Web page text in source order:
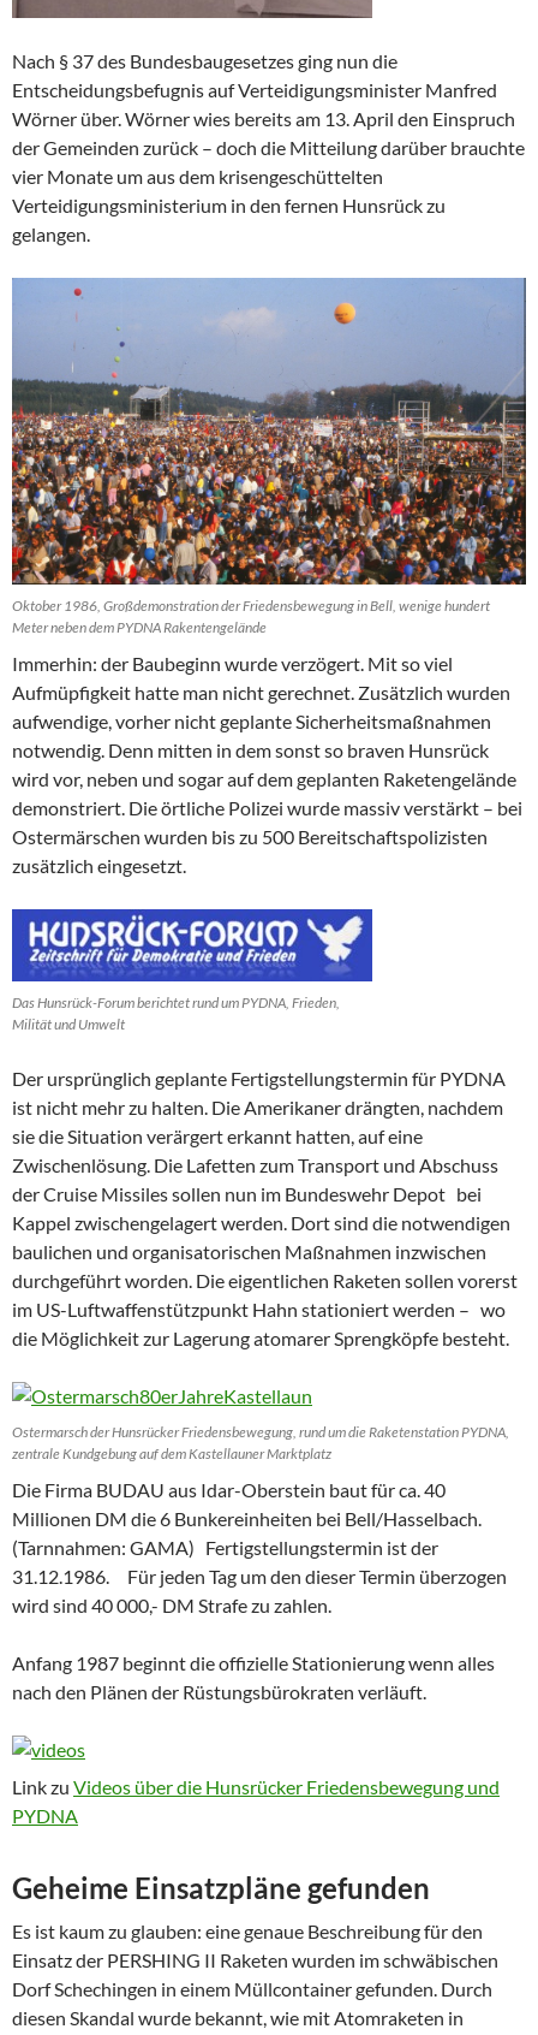
Nach § 37 des Bundesbaugesetzes ging nun die
Entscheidungsbefugnis auf Verteidigungsminister Manfred
Wörner über. Wörner wies bereits am 13. April den Einspruch
der Gemeinden zurück – doch die Mitteilung darüber brauchte
vier Monate um aus dem krisengeschüttelten
Verteidigungsministerium in den fernen Hunsrück zu
gelangen.
Oktober 1986, Großdemonstration der Friedensbewegung in Bell, wenige hundert
Meter neben dem PYDNA Rakentengelände
Immerhin: der Baubeginn wurde verzögert. Mit so viel
Aufmüpfigkeit hatte man nicht gerechnet. Zusätzlich wurden
aufwendige, vorher nicht geplante Sicherheitsmaßnahmen
notwendig. Denn mitten in dem sonst so braven Hunsrück
wird vor, neben und sogar auf dem geplanten Raketengelände
demonstriert. Die örtliche Polizei wurde massiv verstärkt – bei
Ostermärschen wurden bis zu 500 Bereitschaftspolizisten
zusätzlich eingesetzt.
Das Hunsrück-Forum berichtet rund um PYDNA, Frieden,
Milität und Umwelt
Der ursprünglich geplante Fertigstellungstermin für PYDNA
ist nicht mehr zu halten. Die Amerikaner drängten, nachdem
sie die Situation verärgert erkannt hatten, auf eine
Zwischenlösung. Die Lafetten zum Transport und Abschuss
der Cruise Missiles sollen nun im Bundeswehr Depot bei
Kappel zwischengelagert werden. Dort sind die notwendigen
baulichen und organisatorischen Maßnahmen inzwischen
durchgeführt worden. Die eigentlichen Raketen sollen vorerst
im US-Luftwaffenstützpunkt Hahn stationiert werden – wo
die Möglichkeit zur Lagerung atomarer Sprengköpfe besteht.
Ostermarsch der Hunsrücker Friedensbewegung, rund um die Raketenstation PYDNA,
zentrale Kundgebung auf dem Kastellauner Marktplatz
Die Firma BUDAU aus Idar-Oberstein baut für ca. 40
Millionen DM die 6 Bunkereinheiten bei Bell/Hasselbach.
(Tarnnahmen: GAMA) Fertigstellungstermin ist der
31.12.1986. Für jeden Tag um den dieser Termin überzogen
wird sind 40 000,- DM Strafe zu zahlen.
Anfang 1987 beginnt die offizielle Stationierung wenn alles
nach den Plänen der Rüstungsbürokraten verläuft.
Link zu Videos über die Hunsrücker Friedensbewegung und
PYDNA
Geheime Einsatzpläne gefunden
Es ist kaum zu glauben: eine genaue Beschreibung für den
Einsatz der PERSHING II Raketen wurden im schwäbischen
Dorf Schechingen in einem Müllcontainer gefunden. Durch
diesen Skandal wurde bekannt, wie mit Atomraketen in